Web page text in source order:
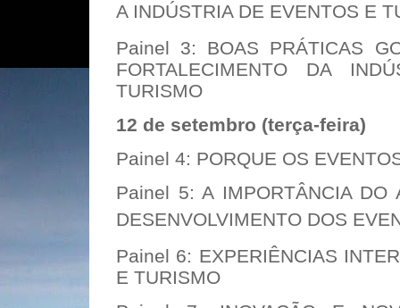
A INDÚSTRIA DE EVENTOS E T
Painel 3: BOAS PRÁTICAS
FORTALECIMENTO DA
TURISMO
12 de setembro (terça-feira)
Painel 4: PORQUE OS
Painel 5: A IMPORTÂNCIA DO
DESENVOLVIMENTO DOS
Painel 6: EXPERIÊNCIAS
E TURISMO